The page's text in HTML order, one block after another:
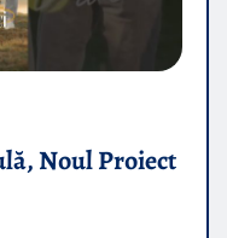
Noul Proiect